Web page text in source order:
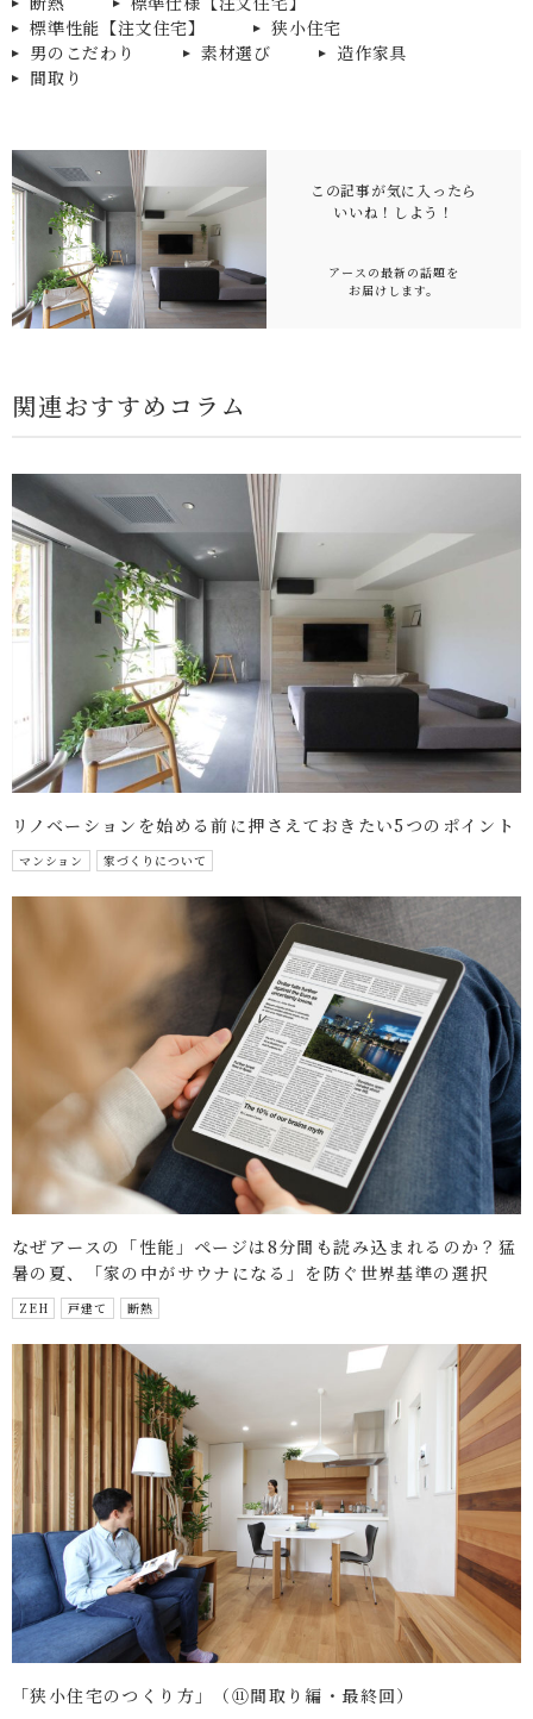
標準性能【注文住宅】
狭小住宅
男のこだわり
素材選び
造作家具
間取り
この記事が気に入ったら
いいね！ しよう！
アースの最新の話題を
お届けします。
関連おすすめコラム
リノベーションを始める前に押さえておきたい5つのポイント
マンション 家づくりについて
なぜアースの「性能」ページは8分間も読み込まれるのか？猛
暑の夏、「家の中がサウナになる」を防ぐ世界基準の選択
ZEH 戸建て 断熱
「狭小住宅のつくり方」（⑪間取り編・最終回）